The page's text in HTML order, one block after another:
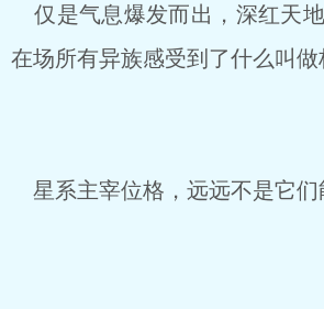
仅是气息爆发而出，深红天
在场所有异族感受到了什么叫做
星系主宰位格，远远不是它们